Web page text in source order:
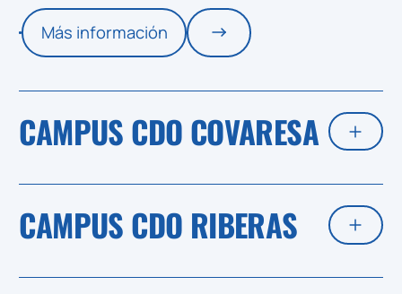
Más información
CAMPUS CDO COVARESA
CAMPUS CDO RIBERAS